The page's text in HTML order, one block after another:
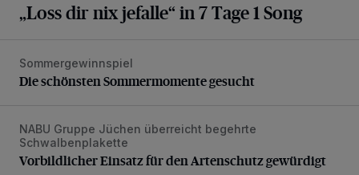
„Loss dir nix jefalle“ in 7 Tage 1 Song
Die schönsten Sommermomente gesucht
Sommergewinnspiel
Die schönsten Sommermomente gesucht
Vorbildlicher Einsatz für den Artenschutz gewürdigt
NABU Gruppe Jüchen überreicht begehrte
Schwalbenplakette
Vorbildlicher Einsatz für den Artenschutz gewürdigt